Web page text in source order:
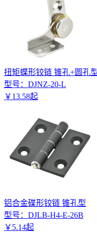
扭矩蝶形铰链 锥孔+圆孔
型号： DJNZ-20-L
￥ 13.58起
铝合金碟形铰链 锥孔型
型号： DJLB-H4-E-26B
￥ 5.14起